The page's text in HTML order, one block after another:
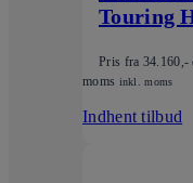
Touring
Pris fra 34.160,-
moms inkl. moms
Indhent tilbud